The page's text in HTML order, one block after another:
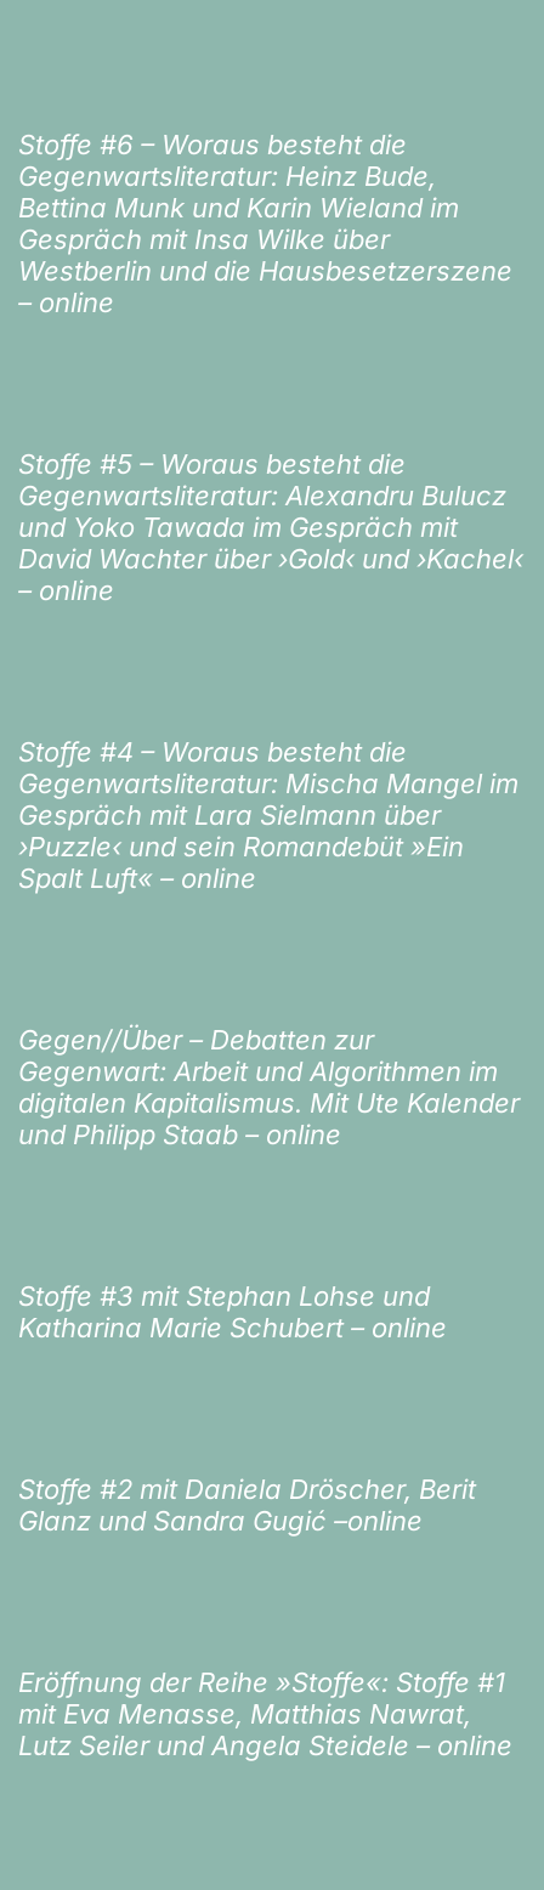
Stoffe #6 – Woraus besteht die
Gegenwartsliteratur: Heinz Bude,
Bettina Munk und Karin Wieland im
Gespräch mit Insa Wilke über
Westberlin und die Hausbesetzerszene
– online
Stoffe #5 – Woraus besteht die
Gegenwartsliteratur: Alexandru Bulucz
und Yoko Tawada im Gespräch mit
David Wachter über ›Gold‹ und ›Kachel‹
– online
Stoffe #4 – Woraus besteht die
Gegenwartsliteratur: Mischa Mangel im
Gespräch mit Lara Sielmann über
›Puzzle‹ und sein Romandebüt »Ein
Spalt Luft« – online
Gegen//Über – Debatten zur
Gegenwart: Arbeit und Algorithmen im
digitalen Kapitalismus. Mit Ute Kalender
und Philipp Staab – online
Stoffe #3 mit Stephan Lohse und
Katharina Marie Schubert – online
Stoffe #2 mit Daniela Dröscher, Berit
Glanz und Sandra Gugić –online
Eröffnung der Reihe »Stoffe«: Stoffe #1
mit Eva Menasse, Matthias Nawrat,
Lutz Seiler und Angela Steidele – online